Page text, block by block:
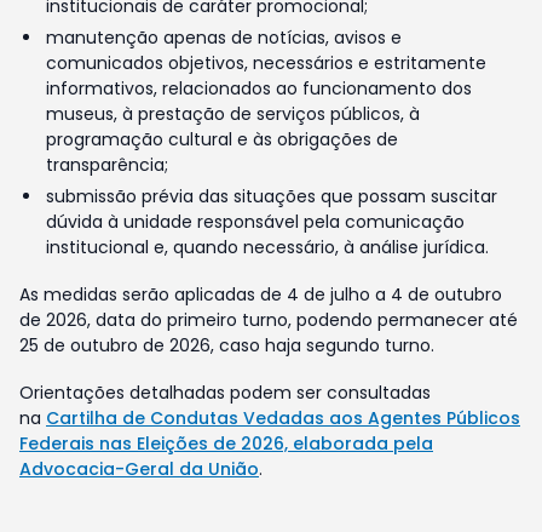
institucionais de caráter promocional;
manutenção apenas de notícias, avisos e
comunicados objetivos, necessários e estritamente
informativos, relacionados ao funcionamento dos
museus, à prestação de serviços públicos, à
programação cultural e às obrigações de
transparência;
submissão prévia das situações que possam suscitar
dúvida à unidade responsável pela comunicação
institucional e, quando necessário, à análise jurídica.
As medidas serão aplicadas de 4 de julho a 4 de outubro
de 2026, data do primeiro turno, podendo permanecer até
25 de outubro de 2026, caso haja segundo turno.
Orientações detalhadas podem ser consultadas
na Cartilha de Condutas Vedadas aos Agentes Públicos
Federais nas Eleições de 2026, elaborada pela
Advocacia-Geral da União.